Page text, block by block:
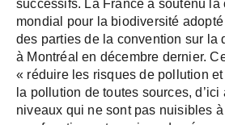
successifs. La France a soutenu la
mondial pour la biodiversité
des parties de la convention sur la
à Montréal en décembre dernier.
« réduire les risques de pollution et
la pollution de toutes sources, d’ici
niveaux qui ne sont pas nuisibles